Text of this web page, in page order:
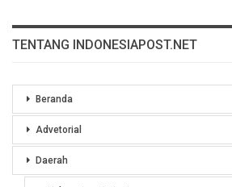
TENTANG INDONESIAPOST.NET
Beranda
Advetorial
Daerah